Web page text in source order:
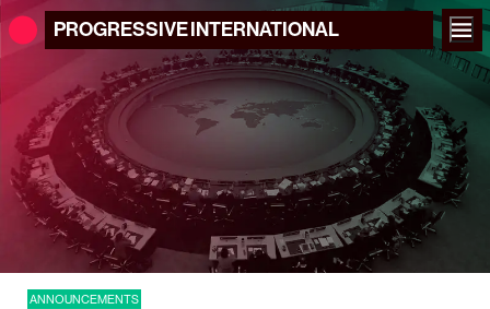
PROGRESSIVEINTERNATIONAL
ANNOUNCEMENTS